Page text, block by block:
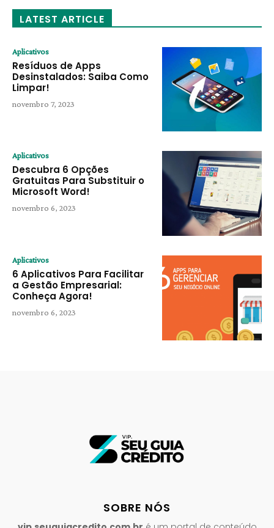
LATEST ARTICLE
Aplicativos
Resíduos de Apps
Desinstalados: Saiba Como
Limpar!
novembro 7, 2023
Aplicativos
Descubra 6 Opções
Gratuitas Para Substituir o
Microsoft Word!
novembro 6, 2023
Aplicativos
6 Aplicativos Para Facilitar
a Gestão Empresarial:
Conheça Agora!
novembro 6, 2023
SOBRE NÓS